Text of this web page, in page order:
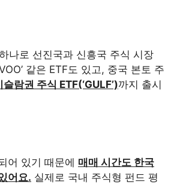
나로 선진국과 신흥국 주식 시장
같은 ETF도 있고, 중국 본토 주
슬람권 주식 ETF(‘GULF’)까지 출시
어 있기 때문에 매매 시간도 한국
어요. 실제로 국내 주식형 펀드 평